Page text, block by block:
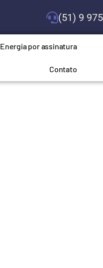
(51) 9
Energia por assinatura
Contato